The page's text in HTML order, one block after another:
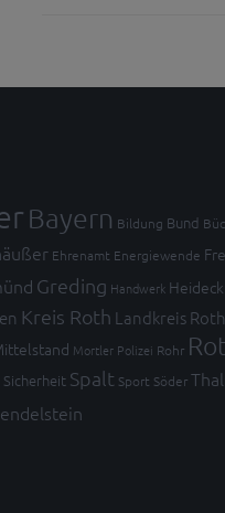
Bayern Bildung Bund
Ehrenamt Energiewende
Greding Handwerk Heideck
Kreis Roth Landkreis Roth
Mortler Polizei Rohr
Sicherheit Spalt Sport Söder